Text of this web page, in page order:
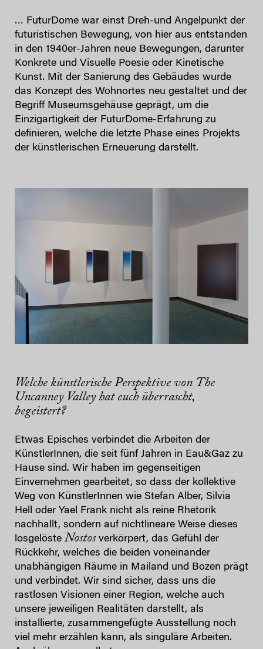
… FuturDome war einst Dreh-und Angelpunkt der
futuristischen Bewegung, von hier aus entstanden
in den 1940er-Jahren neue Bewegungen, darunter
Konkrete und Visuelle Poesie oder Kinetische
Kunst. Mit der Sanierung des Gebäudes wurde
das Konzept des Wohnortes neu gestaltet und der
Begriff Museumsgehäuse geprägt, um die
Einzigartigkeit der FuturDome-Erfahrung zu
definieren, welche die letzte Phase eines Projekts
der künstlerischen Erneuerung darstellt.
Welche künstlerische Perspektive von The
Uncanney Valley hat euch überrascht,
begeistert?
Etwas Episches verbindet die Arbeiten der
KünstlerInnen, die seit fünf Jahren in Eau&Gaz zu
Hause sind. Wir haben im gegenseitigen
Einvernehmen gearbeitet, so dass der kollektive
Weg von KünstlerInnen wie Stefan Alber, Silvia
Hell oder Yael Frank nicht als reine Rhetorik
nachhallt, sondern auf nichtlineare Weise dieses
losgelösteNostos verkörpert, das Gefühl der
Rückkehr, welches die beiden voneinander
unabhängigen Räume in Mailand und Bozen prägt
und verbindet. Wir sind sicher, dass uns die
rastlosen Visionen einer Region, welche auch
unsere jeweiligen Realitäten darstellt, als
installierte, zusammengefügte Ausstellung noch
viel mehr erzählen kann, als singuläre Arbeiten.